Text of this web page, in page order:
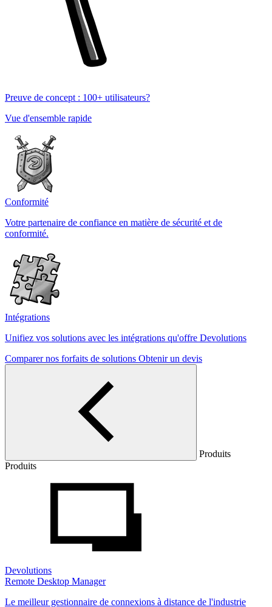
Preuve de concept : 100+ utilisateurs?
Vue d'ensemble rapide
Conformité
Votre partenaire de confiance en matière de sécurité et de
conformité.
Intégrations
Unifiez vos solutions avec les intégrations qu'offre Devolutions
Comparer nos forfaits de solutions Obtenir un devis
Produits
Produits
Devolutions
Remote Desktop Manager
Le meilleur gestionnaire de connexions à distance de l'industrie